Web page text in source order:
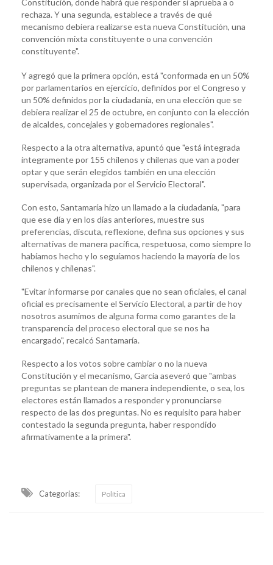
rechaza. Y una segunda, establece a través de qué
mecanismo debiera realizarse esta nueva Constitución, una
convención mixta constituyente o una convención
constituyente".
Y agregó que la primera opción, está "conformada en un 50%
por parlamentarios en ejercicio, definidos por el Congreso y
un 50% definidos por la ciudadanía, en una elección que se
debiera realizar el 25 de octubre, en conjunto con la elección
de alcaldes, concejales y gobernadores regionales".
Respecto a la otra alternativa, apuntó que "está integrada
íntegramente por 155 chilenos y chilenas que van a poder
optar y que serán elegidos también en una elección
supervisada, organizada por el Servicio Electoral".
Con esto, Santamaría hizo un llamado a la ciudadanía, "para
que ese día y en los días anteriores, muestre sus
preferencias, discuta, reflexione, defina sus opciones y sus
alternativas de manera pacífica, respetuosa, como siempre lo
habíamos hecho y lo seguíamos haciendo la mayoría de los
chilenos y chilenas".
"Evitar informarse por canales que no sean oficiales, el canal
oficial es precisamente el Servicio Electoral, a partir de hoy
nosotros asumimos de alguna forma como garantes de la
transparencia del proceso electoral que se nos ha
encargado", recalcó Santamaría.
Respecto a los votos sobre cambiar o no la nueva
Constitución y el mecanismo, García aseveró que "ambas
preguntas se plantean de manera independiente, o sea, los
electores están llamados a responder y pronunciarse
respecto de las dos preguntas. No es requisito para haber
contestado la segunda pregunta, haber respondido
afirmativamente a la primera".
Categorias: Política